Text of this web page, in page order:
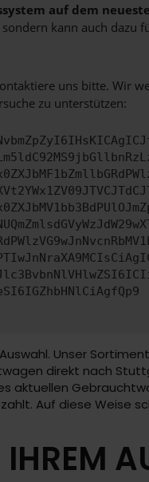
auf dem
kann auch dazu
uns bitte. Wir
zu unterstützen:
Unser
direkt nach
aktuellen
Auf diese Weise